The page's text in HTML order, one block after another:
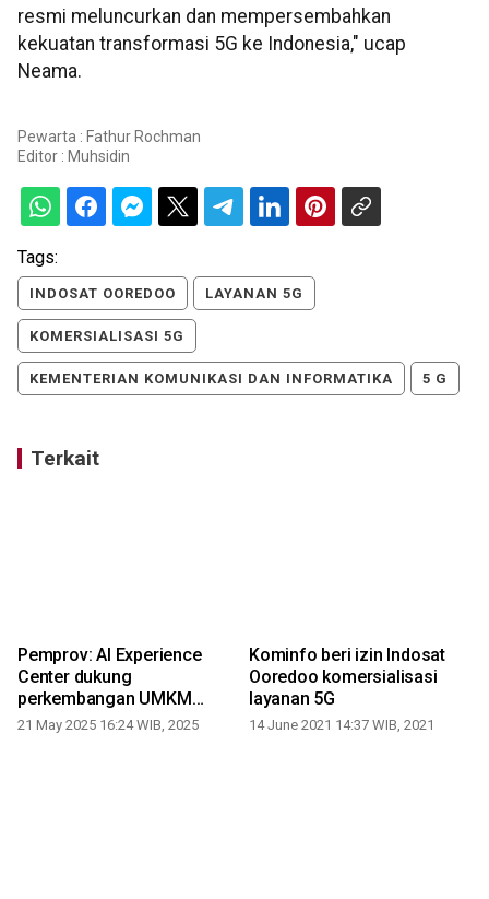
resmi meluncurkan dan mempersembahkan
kekuatan transformasi 5G ke Indonesia," ucap
Neama.
Pewarta : Fathur Rochman
Editor : Muhsidin
Tags:
INDOSAT OOREDOO LAYANAN 5G
KOMERSIALISASI 5G
KEMENTERIAN KOMUNIKASI DAN INFORMATIKA 5 G
Terkait
Pemprov: AI Experience
Center dukung
perkembangan UMKM
Papua
21 May 2025 16:24 WIB, 2025
Kominfo beri izin Indosat
Ooredoo komersialisasi
layanan 5G
14 June 2021 14:37 WIB, 2021